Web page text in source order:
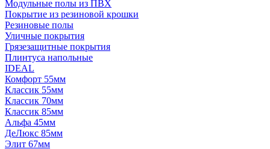
Модульные полы из ПВХ
Покрытие из резиновой крошки
Резиновые полы
Уличные покрытия
Грязезащитные покрытия
Плинтуса напольные
IDEAL
Комфорт 55мм
Классик 55мм
Классик 70мм
Классик 85мм
Альфа 45мм
ДеЛюкс 85мм
Элит 67мм